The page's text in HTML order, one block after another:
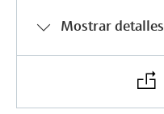
Mostrar detalles